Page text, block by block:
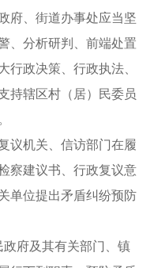
府、街道办事处应当坚
、分析研判、前端处置
行政决策、行政执法、
持辖区村（居）民委员
议机关、信访部门在履
察建议书、行政复议意
单位提出矛盾纠纷预防
府及其有关部门、镇